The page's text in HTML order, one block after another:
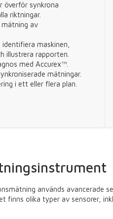
överför synkrona
riktningar.
av
maskinen,
illustrera rapporten.
med Accurex™.
mätningar.
i ett eller flera plan.
används avancerade
finns olika typer av sensorer,